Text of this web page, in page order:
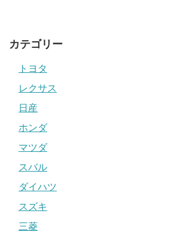
カテゴリー
トヨタ
レクサス
日産
ホンダ
マツダ
スバル
ダイハツ
スズキ
三菱